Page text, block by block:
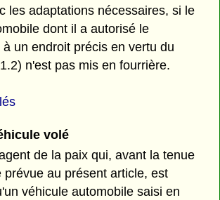
les adaptations nécessaires, si le
dont il a autorisé le
un endroit précis en vertu du
n'est pas mis en fourrière.
volé
de la paix qui, avant la tenue
prévue au présent article, est
véhicule automobile saisi en